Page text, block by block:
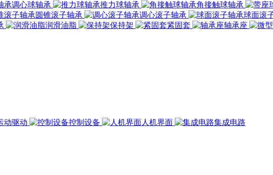
调心球轴承 推力球轴承 角接触球轴承
圆锥滚子轴承 调心滚子轴承 球面滚
润滑油脂 保持架 紧固套 轴承座
动驱动 控制设备 人机界面 集成电路